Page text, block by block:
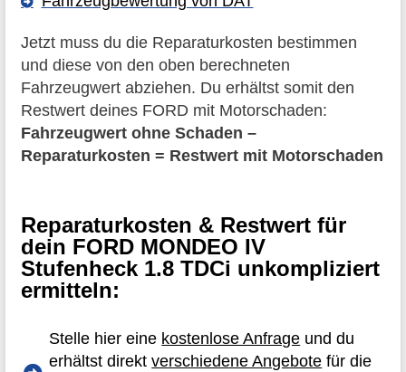
Jetzt muss du die Reparaturkosten bestimmen
und diese von den oben berechneten
Fahrzeugwert abziehen. Du erhältst somit den
Restwert deines FORD mit Motorschaden:
Fahrzeugwert ohne Schaden –
Reparaturkosten = Restwert mit Motorschaden
Reparaturkosten & Restwert für
dein FORD MONDEO IV
Stufenheck 1.8 TDCi unkompliziert
ermitteln:
Stelle hier eine kostenlose Anfrage und du
erhältst direktverschiedene Angebote für die